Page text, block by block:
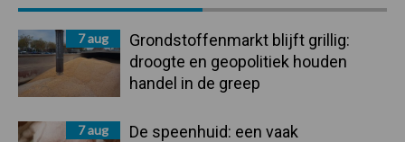
Sidebar
7 aug
Grondstoffenmarkt blijft grillig:
droogte en geopolitiek houden
handel in de greep
7 aug
De speenhuid: een vaak